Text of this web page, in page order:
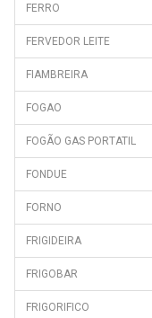
FERRO
FERVEDOR LEITE
FIAMBREIRA
FOGAO
FOGÃO GAS PORTATIL
FONDUE
FORNO
FRIGIDEIRA
FRIGOBAR
FRIGORIFICO